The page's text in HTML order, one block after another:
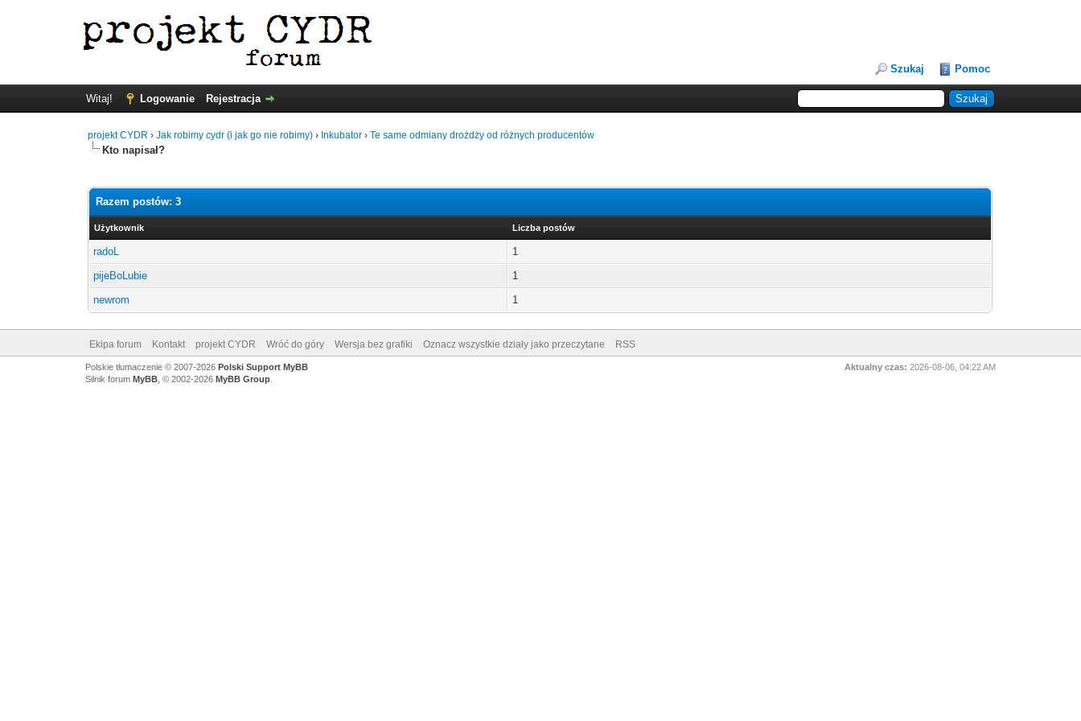
Szukaj Pomoc
Witaj! Logowanie Rejestracja
projekt CYDR ›Jak robimy cydr (i jak go nie robimy) › Inkubator ›Te same odmiany drożdży od różnych producentów
Kto napisał?
Razem postów: 3
Użytkownik Liczba postów
radoL
1
pijeBoLubie
1
newrom
1
Ekipa forum Kontakt projekt CYDR Wróć do góry Wersja bez grafiki Oznacz wszystkie działy jako przeczytane RSS
Aktualny czas: 2026-08-06, 04:22 AM
Polskie tłumaczenie © 2007-2026 Polski Support MyBB
Silnik forum MyBB, © 2002-2026 MyBB Group.